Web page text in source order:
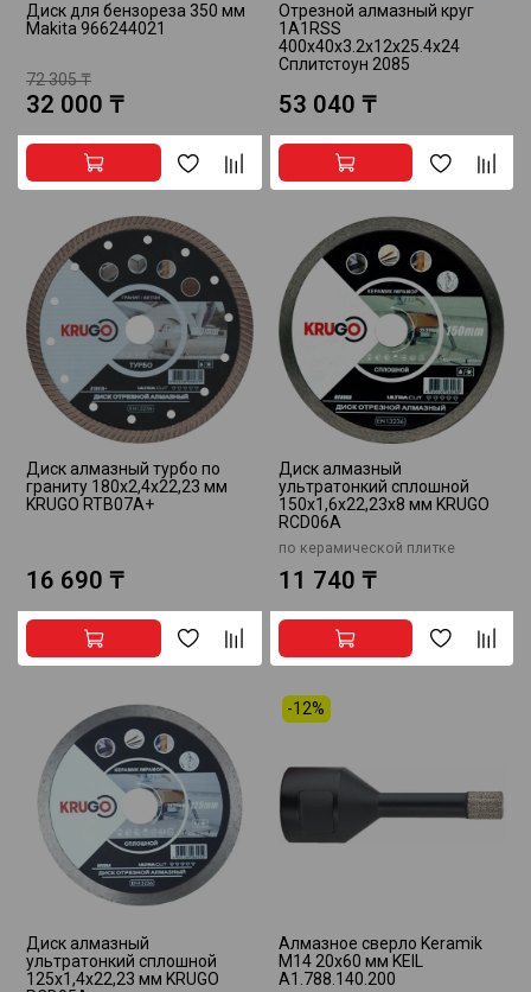
Диск для бензореза 350 мм
Makita 966244021
72 305 ₸
32 000 ₸
Отрезной алмазный круг
1A1RSS
400x40x3.2x12x25.4x24
Сплитстоун 2085
53 040 ₸
Диск алмазный турбо по
граниту 180x2,4x22,23 мм
KRUGO RTB07A+
16 690 ₸
Диск алмазный
ультратонкий сплошной
150x1,6x22,23x8 мм KRUGO
RCD06A
по керамической плитке
11 740 ₸
Диск алмазный
ультратонкий сплошной
125x1,4x22,23 мм KRUGO
-12%
Алмазное сверло Keramik
М14 20x60 мм KEIL
A1.788.140.200